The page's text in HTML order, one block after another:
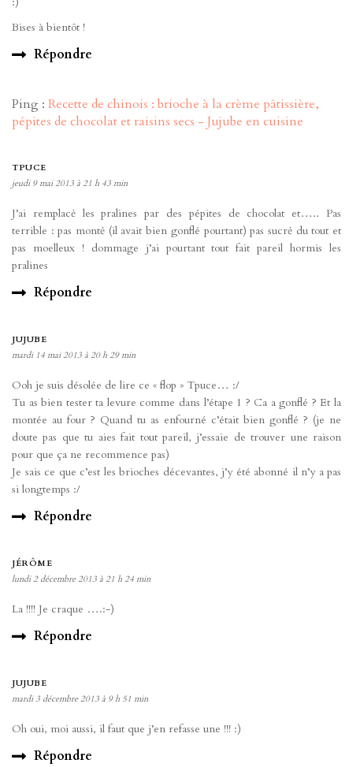
Bises à bientôt !
Répondre
Ping : Recette de chinois : brioche à la crème pâtissière,
pépites de chocolat et raisins secs - Jujube en cuisine
TPUCE
jeudi 9 mai 2013 à 21 h 43 min
J’ai remplacė les pralines par des pépites de chocolat et….. Pas
terrible : pas montė (il avait bien gonflé pourtant) pas sucrė du tout et
pas moelleux ! dommage j’ai pourtant tout fait pareil hormis les
pralines
Répondre
JUJUBE
mardi 14 mai 2013 à 20 h 29 min
Ooh je suis désolée de lire ce « flop » Tpuce… :/
Tu as bien tester ta levure comme dans l’étape 1 ? Ca a gonflé ? Et la
montée au four ? Quand tu as enfourné c’était bien gonflé ? (je ne
doute pas que tu aies fait tout pareil, j’essaie de trouver une raison
pour que ça ne recommence pas)
Je sais ce que c’est les brioches décevantes, j’y été abonné il n’y a pas
si longtemps :/
Répondre
JÉRÔME
lundi 2 décembre 2013 à 21 h 24 min
La !!!! Je craque ….:-)
Répondre
JUJUBE
mardi 3 décembre 2013 à 9 h 51 min
Oh oui, moi aussi, il faut que j’en refasse une !!! :)
Répondre